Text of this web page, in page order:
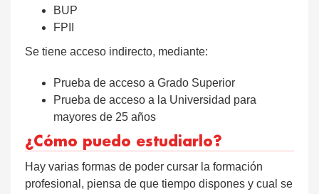
BUP
FPII
Se tiene acceso indirecto, mediante:
Prueba de acceso a Grado Superior
Prueba de acceso a la Universidad para
mayores de 25 años
¿Cómo puedo estudiarlo?
Hay varias formas de poder cursar la formación
profesional, piensa de que tiempo dispones y cual se